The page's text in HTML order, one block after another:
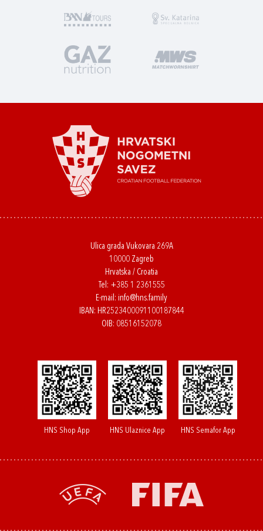
Ulica grada Vukovara 269A
10000 Zagreb
Hrvatska / Croatia
Tel: +385 1 2361555
E-mail: info@hns.family
IBAN: HR2523400091100187844
OIB: 08516152078
HNS Shop App HNS Ulaznice App HNS Semafor App